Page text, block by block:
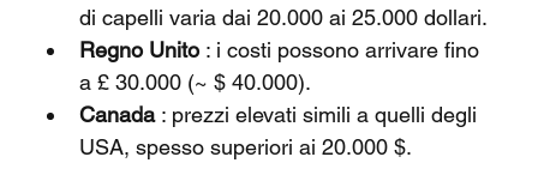
di capelli varia dai 20.000 ai 25.000 dollari.
Regno Unito : i costi possono arrivare fino
a £ 30.000 (~ $ 40.000).
Canada : prezzi elevati simili a quelli degli
USA, spesso superiori ai 20.000 $.